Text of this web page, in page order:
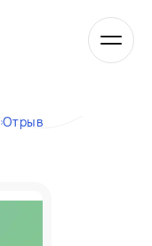
Отрыв